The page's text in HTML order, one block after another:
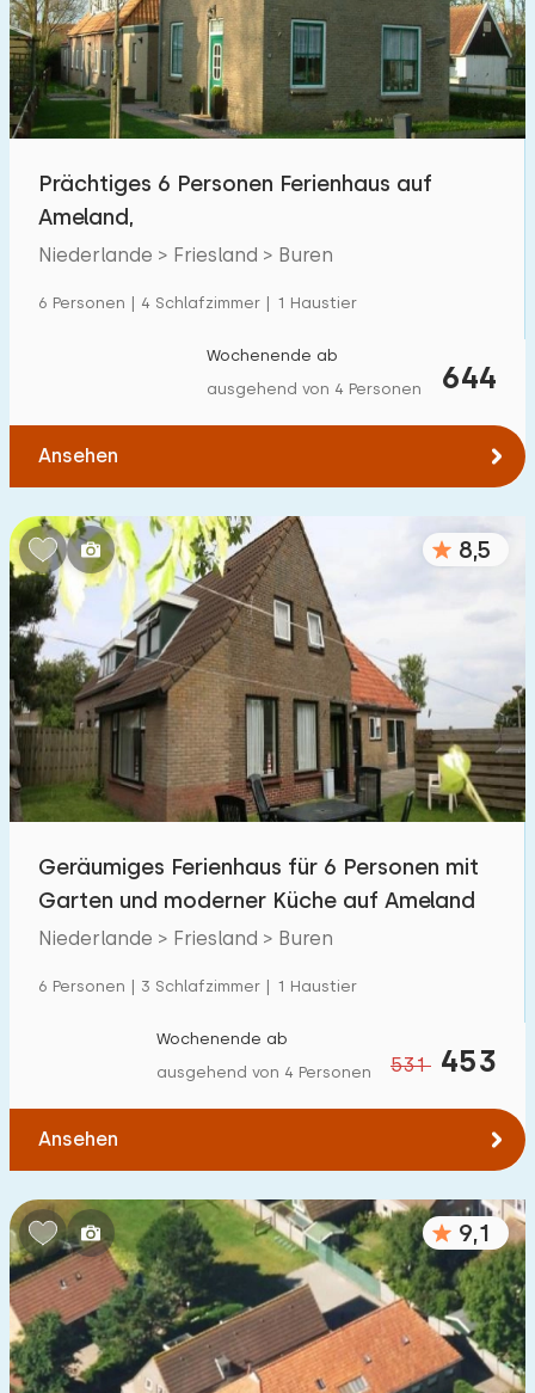
Schwimmbad 0
Eingezäunter Garten 5
Haustierfrei 0
Ladestation Auto
€ 0 — € 1000+
Schlafzimmern:
1 3 4 5
Badezimmer:
1 2 3 5
Entfernungen
Von Buren (max. km):
Zum Meer(max. km):
5 10
1 2
Zum Wasser (max. km)
1 2 5 10 20
Zu öffentlichen Verkehrsmitteln(max. km)
0,2 0,5 1 2 5
Prächtiges 6 Personen Ferienhaus auf
Ameland,
Niederlande > Friesland > Buren
6 Personen | 4 Schlafzimmer | 1 Haustier
644
Wochenende ab
ausgehend von 4 Personen
Ansehen
8,5
Geräumiges Ferienhaus für 6 Personen mit
Garten und moderner Küche auf Ameland
Niederlande > Friesland > Buren
6 Personen | 3 Schlafzimmer | 1 Haustier
531 453
Wochenende ab
ausgehend von 4 Personen
Ansehen
9,1